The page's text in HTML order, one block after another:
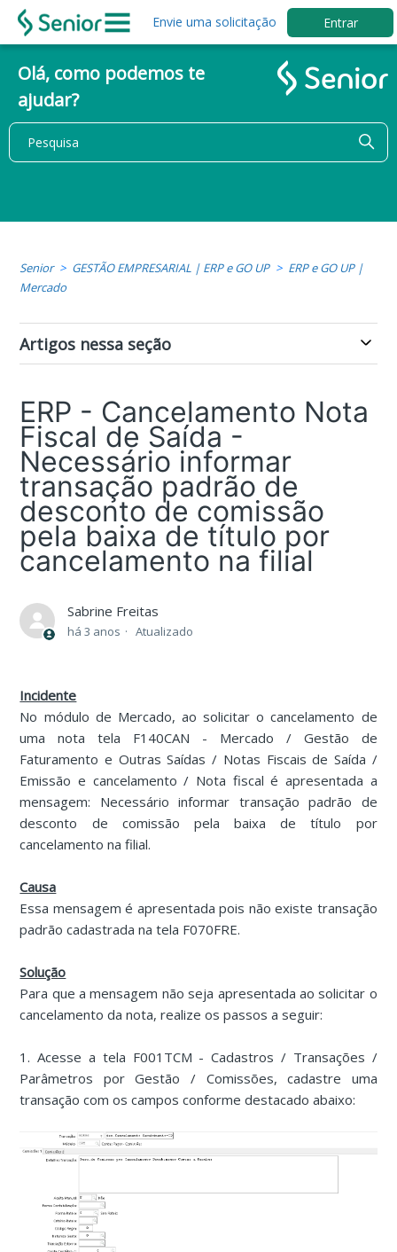
Envie uma solicitação Entrar
Olá, como podemos te
ajudar?
Senior GESTÃO EMPRESARIAL | ERP e GO UP
ERP e GO UP |
Mercado
Artigos nessa seção
ERP - Cancelamento Nota
Fiscal de Saída -
Necessário informar
transação padrão de
desconto de comissão
pela baixa de título por
cancelamento na filial
Sabrine Freitas
há 3 anos Atualizado
Incidente
No módulo de Mercado, ao solicitar o cancelamento de
uma nota tela F140CAN - Mercado / Gestão de
Faturamento e Outras Saídas / Notas Fiscais de Saída /
Emissão e cancelamento / Nota fiscal é apresentada a
mensagem: Necessário informar transação padrão de
desconto de comissão pela baixa de título por
cancelamento na filial.
Causa
Essa mensagem é apresentada pois não existe transação
padrão cadastrada na tela F070FRE.
Solução
Para que a mensagem não seja apresentada ao solicitar o
cancelamento da nota, realize os passos a seguir:
1. Acesse a tela F001TCM - Cadastros / Transações /
Parâmetros por Gestão / Comissões, cadastre uma
transação com os campos conforme destacado abaixo: